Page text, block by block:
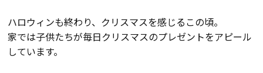
分譲モデルハウス
ハロウィンも終わり、クリスマスを感じるこの頃。
家では子供たちが毎日クリスマスのプレゼントをアピール
しています。